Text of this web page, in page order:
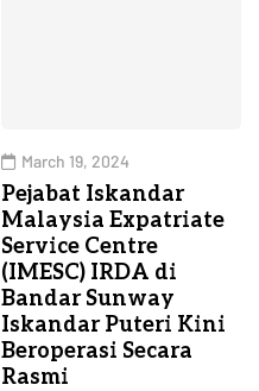
March 19, 2024
Pejabat Iskandar
Malaysia Expatriate
Service Centre
(IMESC) IRDA di
Bandar Sunway
Iskandar Puteri Kini
Beroperasi Secara
Rasmi